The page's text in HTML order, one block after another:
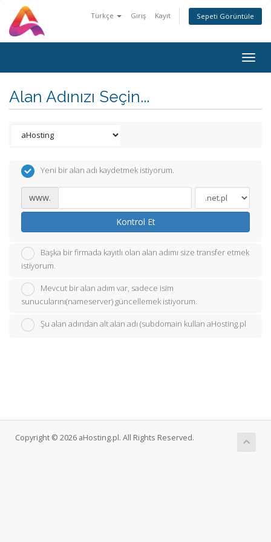
Türkçe Giriş Kayıt Sepeti Görüntüle
Alan Adınızı Seçin...
Yeni bir alan adı kaydetmek istiyorum.
www.
Kontrol Et
Başka bir firmada kayıtlı olan alan adımı size transfer etmek
istiyorum.
Mevcut bir alan adım var, sadece isim
sunucularını(nameserver) güncellemek istiyorum.
Şu alan adından alt alan adı (subdomain kullan aHosting.pl
Copyright © 2026 aHosting.pl. All Rights Reserved.